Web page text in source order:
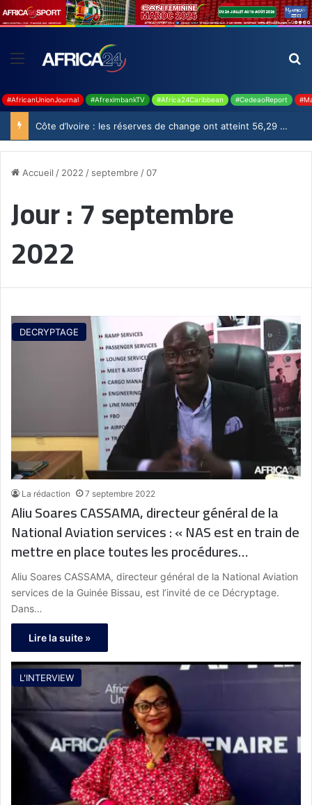
#AfricanUnionJournal #AfreximbankTV #Africa24Caribbean #CedeaoReport
Côte d’Ivoire : les réserves de change ont atteint 56,29 milliards USD en juillet
Accueil / 2022 / septembre /07
Jour :7 septembre
2022
DECRYPTAGE
La rédaction 7 septembre 2022
Aliu Soares CASSAMA, directeur général de la
National Aviation services : « NAS est en train de
mettre en place toutes les procédures
nécessaires pour qu’on puisse avoir la
certification Isago »
Aliu Soares CASSAMA, directeur général de la National Aviation
services de la Guinée Bissau, est l’invité de ce Décryptage.
Dans…
Lire la suite »
L'INTERVIEW